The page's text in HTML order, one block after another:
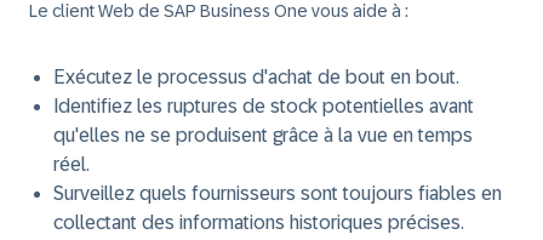
Le client Web de SAP Business One vous aide à :
Exécutez le processus d'achat de bout en bout.
Identifiez les ruptures de stock potentielles avant
qu'elles ne se produisent grâce à la vue en temps
réel.
Surveillez quels fournisseurs sont toujours fiables en
collectant des informations historiques précises.